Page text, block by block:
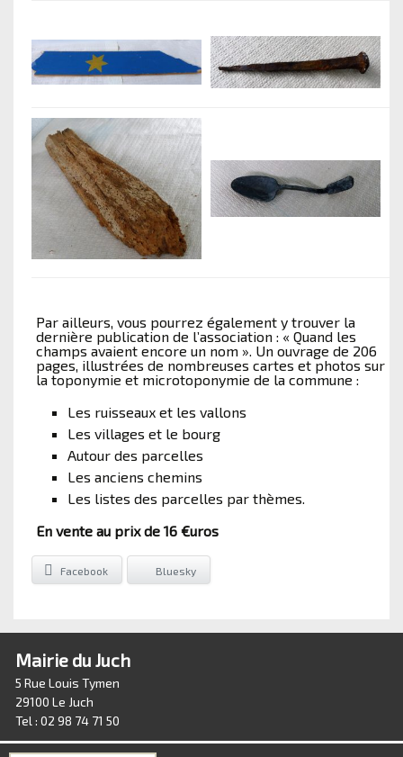
Par ailleurs, vous pourrez également y trouver la
dernière publication de l’association : « Quand les
champs avaient encore un nom ». Un ouvrage de 206
pages, illustrées de nombreuses cartes et photos sur
la toponymie et microtoponymie de la commune :
Les ruisseaux et les vallons
Les villages et le bourg
Autour des parcelles
Les anciens chemins
Les listes des parcelles par thèmes.
En vente au prix de 16 €uros
Facebook Bluesky
Mairie du Juch
5 Rue Louis Tymen
29100 Le Juch
Tel : 02 98 74 71 50